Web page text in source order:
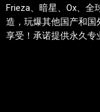
Frieza、暗星、Ox、全
造，玩爆其他国产和
享受！承诺提供永久专